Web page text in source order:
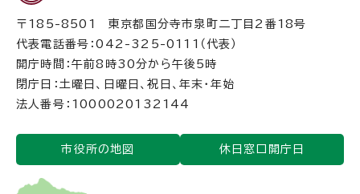
〒185-8501 東京都国分寺市泉町二丁目2番18号
代表電話番号：042-325-0111（代表）
開庁時間：午前8時30分から午後5時
閉庁日：土曜日、日曜日、祝日、年末・年始
法人番号：1000020132144
市役所の地図 休日窓口開庁日